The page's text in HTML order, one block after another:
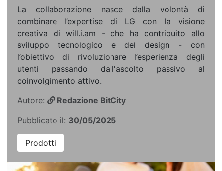
La collaborazione nasce dalla volontà di
combinare l’expertise di LG con la visione
creativa di will.i.am - che ha contribuito allo
sviluppo tecnologico e del design - con
l’obiettivo di rivoluzionare l’esperienza degli
utenti passando dall'ascolto passivo al
coinvolgimento attivo.
Autore:
Redazione BitCity
Pubblicato il: 30/05/2025
Prodotti